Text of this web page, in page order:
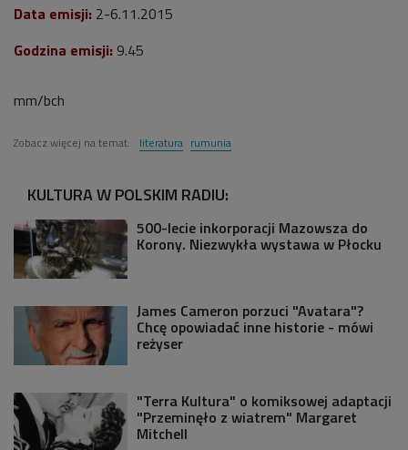
Data emisji: 2-6.11.2015
Godzina emisji: 9.45
mm/bch
Zobacz więcej na temat: literatura rumunia
KULTURA W POLSKIM RADIU:
500-lecie inkorporacji Mazowsza do
Korony. Niezwykła wystawa w Płocku
James Cameron porzuci "Avatara"?
Chcę opowiadać inne historie - mówi
reżyser
"Terra Kultura" o komiksowej adaptacji
"Przeminęło z wiatrem" Margaret
Mitchell